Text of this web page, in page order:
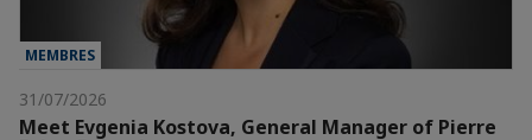
MEMBRES
31/07/2026
Meet Evgenia Kostova, General Manager of Pierre